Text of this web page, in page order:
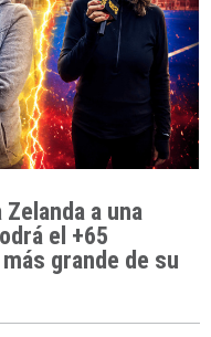
a una
el +65
grande de su